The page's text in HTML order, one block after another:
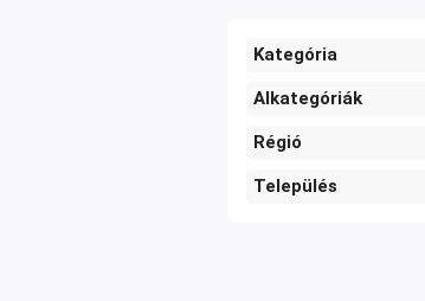
Kategória
Alkategóriák
Régió
Település